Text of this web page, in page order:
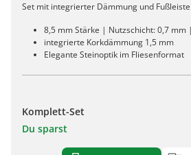
Set mit integrierter Dämmung und Fußleiste
8,5 mm Stärke | Nutzschicht: 0,7 mm
integrierte Korkdämmung 1,5 mm
Elegante Steinoptik im Fliesenformat
Komplett-Set
Du sparst